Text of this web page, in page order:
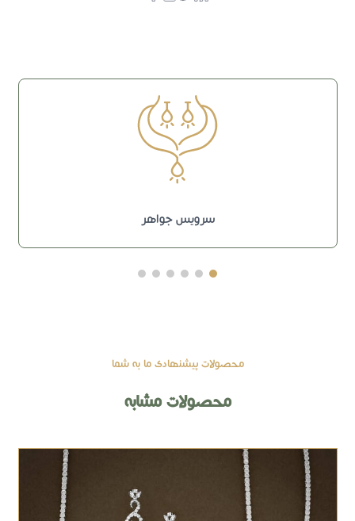
سرویس جواهر
محصولات پیشنهادی ما به شما
محصولات مشابه